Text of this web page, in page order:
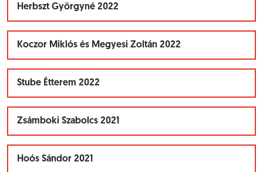
Herbszt Györgyné 2022
Koczor Miklós és Megyesi Zoltán 2022
Stube Étterem 2022
Zsámboki Szabolcs 2021
Hoós Sándor 2021